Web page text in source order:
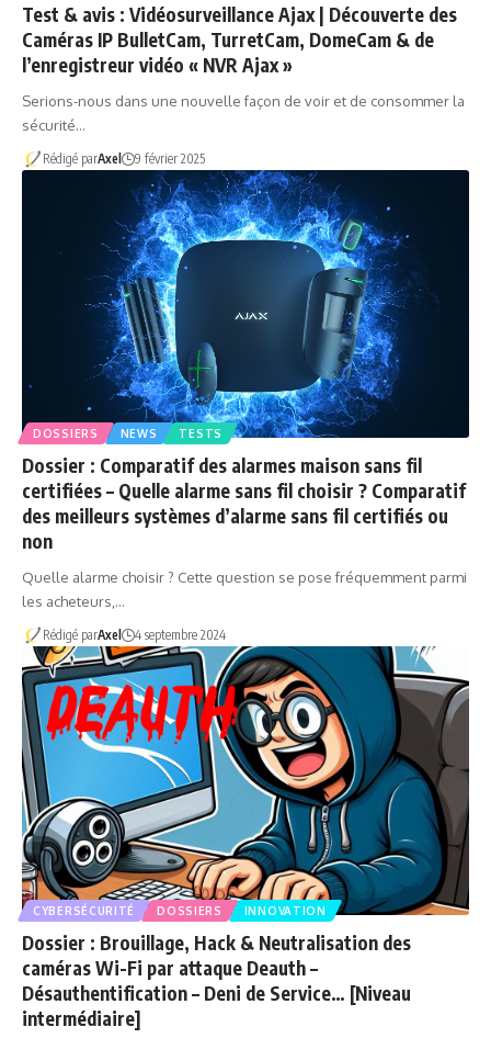
Test & avis : Vidéosurveillance Ajax | Découverte des
Caméras IP BulletCam, TurretCam, DomeCam & de
l’enregistreur vidéo « NVR Ajax »
Serions-nous dans une nouvelle façon de voir et de consommer la
sécurité…
Rédigé parAxel 9 février 2025
DOSSIERS NEWS TESTS
Dossier : Comparatif des alarmes maison sans fil
certifiées – Quelle alarme sans fil choisir ? Comparatif
des meilleurs systèmes d’alarme sans fil certifiés ou
non
Quelle alarme choisir ? Cette question se pose fréquemment parmi
les acheteurs,…
Rédigé parAxel 4 septembre 2024
CYBERSÉCURITÉ DOSSIERS INNOVATION
Dossier : Brouillage, Hack & Neutralisation des
caméras Wi-Fi par attaque Deauth –
Désauthentification – Deni de Service… [Niveau
intermédiaire]